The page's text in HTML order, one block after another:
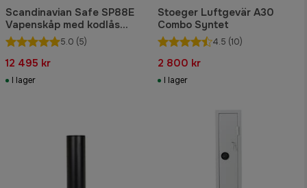
Scandinavian Safe SP88E
Vapenskåp med kodlås
Svart
5.0 (5)
12 495 kr
I lager
Stoeger Luftgevär A30
Combo Syntet
4.5 (10)
2 800 kr
I lager